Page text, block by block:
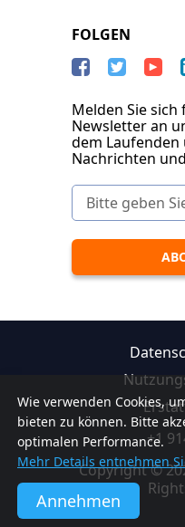
Wie verwenden Cookies,
bieten zu können. Bitte
optimalen Performance.
Mehr Details entnehmen
Annehmen
FOLGEN
Melden Sie
Newsletter an
dem Laufenden
Nachrichten
+1
Copyright ©